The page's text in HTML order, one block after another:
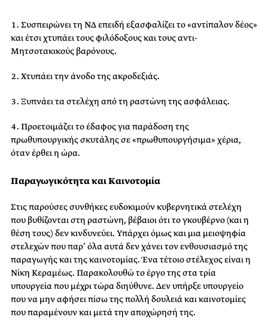
Συσπειρώνει τη ΝΔ επειδή εξασφαλίζει το «αντίπαλον δέος»
και έτσι χτυπάει τους φιλόδοξους και τους αντι-
Μητσοτακικούς βαρόνους.
Χτυπάει την άνοδο της ακροδεξιάς.
Ξυπνάει τα στελέχη από τη ραστώνη της ασφάλειας.
Προετοιμάζει το έδαφος για παράδοση της
πρωθυπουργικής σκυτάλης σε «πρωθυπουργήσιμα» χέρια,
όταν έρθει η ώρα.
Παραγωγικότητα και Καινοτομία
Στις παρούσες συνθήκες ευδοκιμούν κυβερνητικά στελέχη
που βυθίζονται στη ραστώνη, βέβαιοι ότι το γκουβέρνο (και η
θέση τους) δεν κινδυνεύει. Υπάρχει όμως και μια μειοψηφία
στελεχών που παρ’ όλα αυτά δεν χάνει τον ενθουσιασμό της
παραγωγής και της καινοτομίας. Ένα τέτοιο στέλεχος είναι η
Νίκη Κεραμέως. Παρακολουθώ το έργο της στα τρία
υπουργεία που μέχρι τώρα διηύθυνε. Δεν υπήρξε υπουργείο
που να μην αφήσει πίσω της πολλή δουλειά και καινοτομίες
που παραμένουν και μετά την αποχώρησή της.